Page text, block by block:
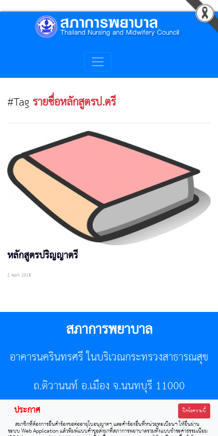
#Tagรายชื่อหลักสูตรป.ตรี
หลักสูตรปริญญาตรี
2 April 2018
สภาการพยาบาล
อาคารนครินทรศรี ในบริเวณกระทรวงสาธารณสุข
ถ.ติวานนท์ อ.เมือง จ.นนทบุรี 11000
โทรศัพท์ 02-596-7500 โทรสาร 0-2589-7121 E-mail :
center@tnmc.or.th
ประกาศ ปิดข้อความนี้
สมาชิกที่ต้องการยื่นคำร้องขอต่ออายุใบอนุญาตฯ และคำร้องอื่นที่หน่วยทะเบียนฯ ให้ยื่นผ่าน
ระบบ Web Application แล้วพิมพ์แบบคำขอส่งมาที่สภาการพยาบาลรวมทั้งแบบชำระค่าธรรมเนียม